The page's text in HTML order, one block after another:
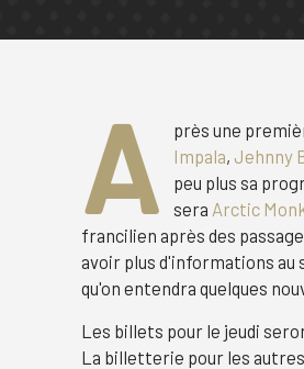
A près une
Impala, Jehnny
peu plus sa
sera Arctic
francilien après des
avoir plus d'informations
qu'on entendra quelques
Les billets pour le jeudi
La billetterie pour les